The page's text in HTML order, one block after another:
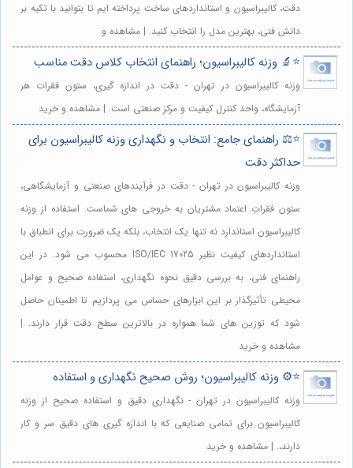
دقت، کالیبراسیون و استانداردهای ساخت پرداخته ایم تا بتوانید با تکیه بر
دانش فنی، بهترین مدل را انتخاب کنید. | مشاهده و
⭐️🔬 وزنه کالیبراسیون؛ راهنمای انتخاب کلاس دقت مناسب
وزنه کالیبراسیون در تهران - دقت در اندازه گیری، ستون فقرات هر
آزمایشگاه، واحد کنترل کیفیت و مرکز صنعتی است. | مشاهده و خرید
⭐️⚖️ راهنمای جامع: انتخاب و نگهداری وزنه کالیبراسیون برای
حداکثر دقت
وزنه کالیبراسیون در تهران - دقت در فرآیندهای صنعتی و آزمایشگاهی،
ستون فقراتِ اعتماد مشتریان به خروجی های شماست. استفاده از وزنه
کالیبراسیون استاندارد نه تنها یک انتخاب، بلکه یک ضرورت برای انطباق با
استانداردهای کیفیت نظیر ISO/IEC 17025 محسوب می شود. در این
راهنمای فنی، به بررسی دقیق نحوه نگهداری، استفاده صحیح و عوامل
محیطی تأثیرگذار بر این ابزارهای حساس می پردازیم تا اطمینان حاصل
شود که توزین های شما همواره در بالاترین سطح دقت قرار دارند. |
مشاهده و خرید
⭐️⚙️ وزنه کالیبراسیون؛ روش صحیح نگهداری و استفاده
وزنه کالیبراسیون در تهران - نگهداری دقیق و استفاده صحیح از وزنه
کالیبراسیون برای تمامی صنایعی که با اندازه گیری های دقیق سر و کار
دارند،. | مشاهده و خرید